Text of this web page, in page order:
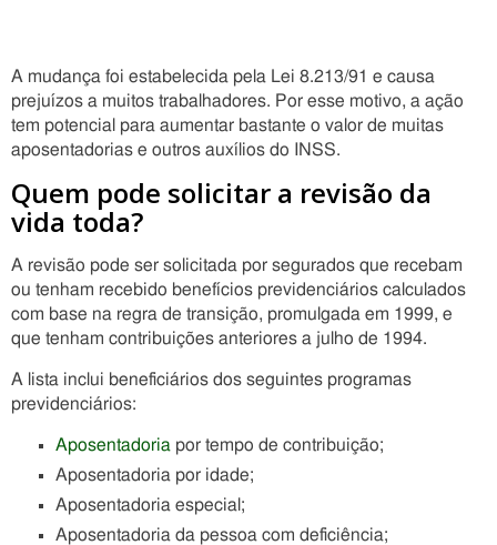
A mudança foi estabelecida pela Lei 8.213/91 e causa
prejuízos a muitos trabalhadores. Por esse motivo, a ação
tem potencial para aumentar bastante o valor de muitas
aposentadorias e outros auxílios do INSS.
Quem pode solicitar a revisão da
vida toda?
A revisão pode ser solicitada por segurados que recebam
ou tenham recebido benefícios previdenciários calculados
com base na regra de transição, promulgada em 1999, e
que tenham contribuições anteriores a julho de 1994.
A lista inclui beneficiários dos seguintes programas
previdenciários:
Aposentadoria por tempo de contribuição;
Aposentadoria por idade;
Aposentadoria especial;
Aposentadoria da pessoa com deficiência;